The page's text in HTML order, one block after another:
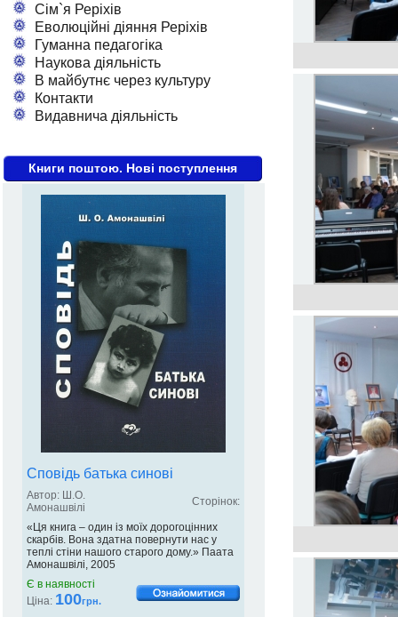
Сім`я Реріхів
Еволюційні діяння Реріхів
Гуманна педагогіка
Наукова діяльність
В майбутнє через культуру
Контакти
Видавнича діяльність
Книги поштою. Нові поступлення
Сповідь батька синові
Автор: Ш.О.
Амонашвілі
Сторінок:
«Ця книга – один із моїх дорогоцінних
скарбів. Вона здатна повернути нас у
теплі стіни нашого старого дому.» Паата
Амонашвілі, 2005
Є в наявності
Ціна: 100грн.